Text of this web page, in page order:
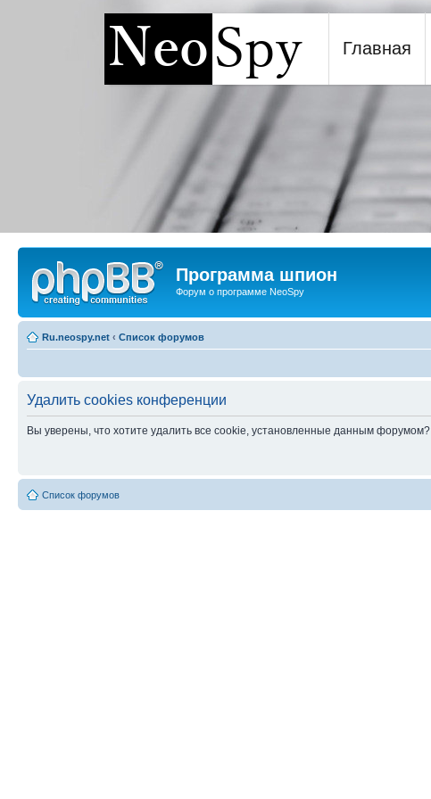
Программа шпион NeoSpy
Главная
Программа шпион
Форум о программе NeoSpy
Ru.neospy.net ‹ Список форумов
Удалить cookies конференции
Вы уверены, что хотите удалить все cookie, установленные данным форумом?
Список форумов